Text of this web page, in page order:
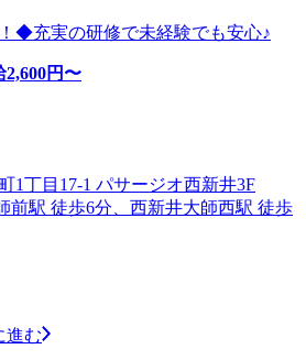
◆充実の研修で未経験でも安心♪
2,600円〜
1丁目17-1 パサージオ西新井3F
前駅 徒歩6分、西新井大師西駅 徒歩
進む